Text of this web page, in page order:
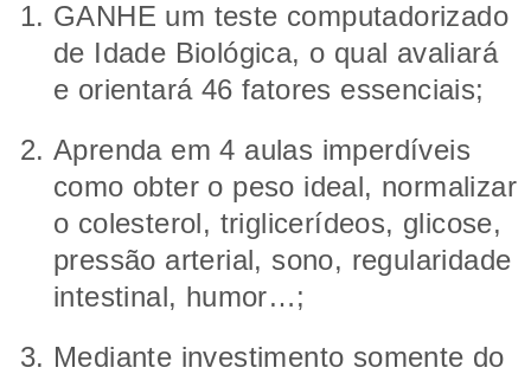
GANHE um teste computadorizado
de Idade Biológica, o qual avaliará
e orientará 46 fatores essenciais;
Aprenda em 4 aulas imperdíveis
como obter o peso ideal, normalizar
o colesterol, triglicerídeos, glicose,
pressão arterial, sono, regularidade
intestinal, humor…;
Mediante investimento somente do